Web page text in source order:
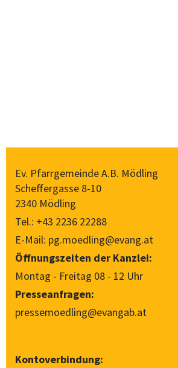
Ev. Pfarrgemeinde A.B. Mödling
Scheffergasse 8-10
2340 Mödling
Tel.: +43 2236 22288
E-Mail: pg.moedling@evang.at
Öffnungszeiten der Kanzlei:
Montag - Freitag 08 - 12 Uhr
Presseanfragen:
pressemoedling@evangab.at
Kontoverbindung: